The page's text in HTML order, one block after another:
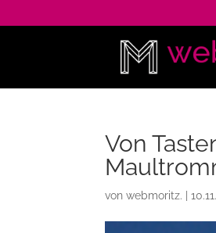
Von
vonwebmoritz. |